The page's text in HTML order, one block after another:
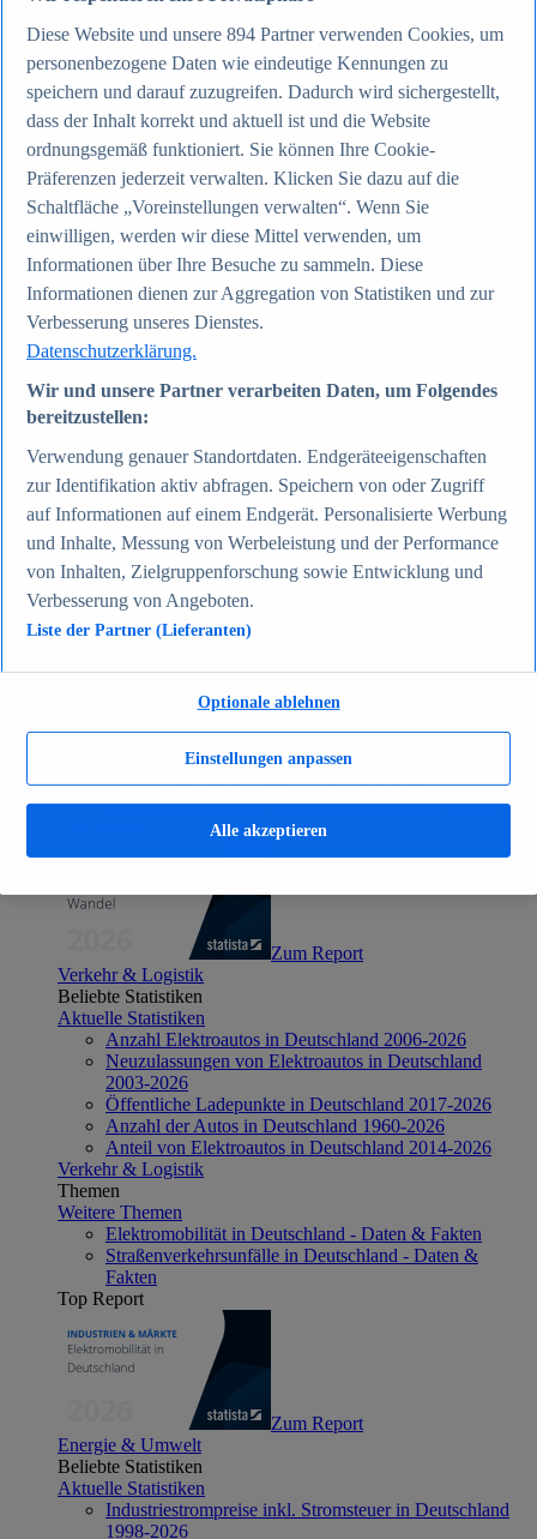
Beliebte Statistiken
Aktuelle Statistiken
Anzahl der Social-Media-Nutzer weltweit 2012-2025
Social Networks mit den meisten Nutzern weltweit
2025
Soziale Netzwerke in Deutschland nach Generationen
2025
Instagram - Nutzung nach Alter und Geschlecht in
Deutschland 2025
Podcasts - Nutzung 2016-2025
Internet
Themen
Weitere Themen
Social Media - Daten & Fakten
TikTok - Daten & Fakten
Top Report
Zum Report
Gesellschaft
Beliebte Statistiken
Aktuelle Statistiken
Bevölkerung Deutschlands nach relevanten
Altersgruppen 2024
Die reichsten Menschen der Welt 2026
Empfänger von Arbeitslosengeld II / Sozialgeld /
Ausländer in Deutschland nach Nationalität 2025
Demografie: Altersstruktur in Deutschland 2024
Demografischer Wandel - Daten & Fakten
Jugendkriminalität in Deutschland - Daten & Fakten
Zum Report
Verkehr & Logistik
Beliebte Statistiken
Aktuelle Statistiken
Anzahl Elektroautos in Deutschland 2006-2026
Neuzulassungen von Elektroautos in Deutschland
2003-2026
Öffentliche Ladepunkte in Deutschland 2017-2026
Anzahl der Autos in Deutschland 1960-2026
Anteil von Elektroautos in Deutschland 2014-2026
Verkehr & Logistik
Themen
Weitere Themen
Elektromobilität in Deutschland - Daten & Fakten
Straßenverkehrsunfälle in Deutschland - Daten &
Fakten
Top Report
Zum Report
Energie & Umwelt
Beliebte Statistiken
Aktuelle Statistiken
Industriestrompreise inkl. Stromsteuer in Deutschland
1998-2026
Diese Website und unsere 894 Partner verwenden Cookies, um
personenbezogene Daten wie eindeutige Kennungen zu
speichern und darauf zuzugreifen. Dadurch wird sichergestellt,
dass der Inhalt korrekt und aktuell ist und die Website
ordnungsgemäß funktioniert. Sie können Ihre Cookie-
Präferenzen jederzeit verwalten. Klicken Sie dazu auf die
Schaltfläche „Voreinstellungen verwalten“. Wenn Sie
einwilligen, werden wir diese Mittel verwenden, um
Informationen über Ihre Besuche zu sammeln. Diese
Informationen dienen zur Aggregation von Statistiken und zur
Verbesserung unseres Dienstes.
Datenschutzerklärung.
Wir und unsere Partner verarbeiten Daten, um Folgendes
bereitzustellen:
Verwendung genauer Standortdaten. Endgeräteeigenschaften
zur Identifikation aktiv abfragen. Speichern von oder Zugriff
auf Informationen auf einem Endgerät. Personalisierte Werbung
und Inhalte, Messung von Werbeleistung und der Performance
von Inhalten, Zielgruppenforschung sowie Entwicklung und
Verbesserung von Angeboten.
Liste der Partner (Lieferanten)
Einstellungen anpassen
Optionale ablehnen
Alle akzeptieren